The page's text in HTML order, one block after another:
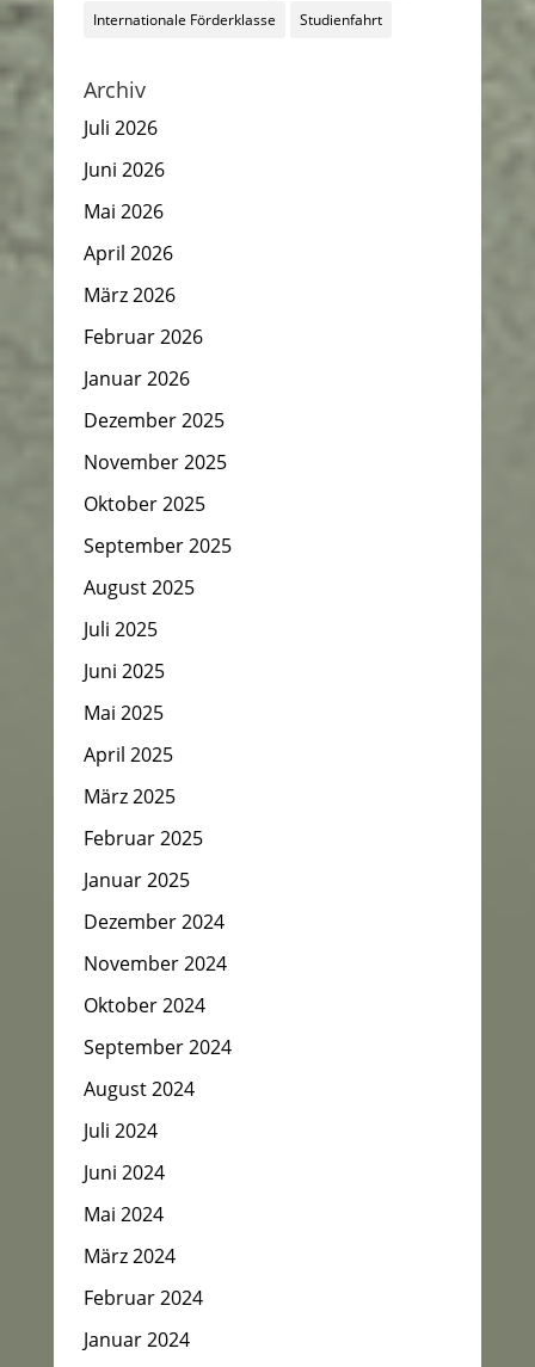
Internationale Förderklasse Studienfahrt
Archiv
Juli 2026
Juni 2026
Mai 2026
April 2026
März 2026
Februar 2026
Januar 2026
Dezember 2025
November 2025
Oktober 2025
September 2025
August 2025
Juli 2025
Juni 2025
Mai 2025
April 2025
März 2025
Februar 2025
Januar 2025
Dezember 2024
November 2024
Oktober 2024
September 2024
August 2024
Juli 2024
Juni 2024
Mai 2024
März 2024
Februar 2024
Januar 2024